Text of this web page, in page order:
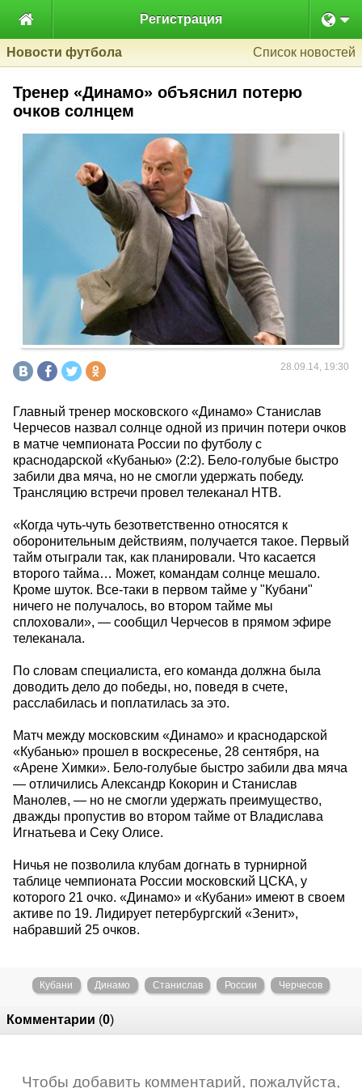
 Регистрация
Новости футбола Список новостей
Тренер «Динамо» объяснил потерю
очков солнцем
28.09.14, 19:30
Главный тренер московского «Динамо» Станислав
Черчесов назвал солнце одной из причин потери очков
в матче чемпионата России по футболу с
краснодарской «Кубанью» (2:2). Бело-голубые быстро
забили два мяча, но не смогли удержать победу.
Трансляцию встречи провел телеканал НТВ.
«Когда чуть-чуть безответственно относятся к
оборонительным действиям, получается такое. Первый
тайм отыграли так, как планировали. Что касается
второго тайма… Может, командам солнце мешало.
Кроме шуток. Все-таки в первом тайме у "Кубани"
ничего не получалось, во втором тайме мы
сплоховали», — сообщил Черчесов в прямом эфире
телеканала.
По словам специалиста, его команда должна была
доводить дело до победы, но, поведя в счете,
расслабилась и поплатилась за это.
Матч между московским «Динамо» и краснодарской
«Кубанью» прошел в воскресенье, 28 сентября, на
«Арене Химки». Бело-голубые быстро забили два мяча
— отличились Александр Кокорин и Станислав
Манолев, — но не смогли удержать преимущество,
дважды пропустив во втором тайме от Владислава
Игнатьева и Секу Олисе.
Ничья не позволила клубам догнать в турнирной
таблице чемпионата России московский ЦСКА, у
которого 21 очко. «Динамо» и «Кубани» имеют в своем
активе по 19. Лидирует петербургский «Зенит»,
набравший 25 очков.
Кубани Динамо Станислав России Черчесов
Комментарии (0)
Чтобы добавить комментарий, пожалуйста,